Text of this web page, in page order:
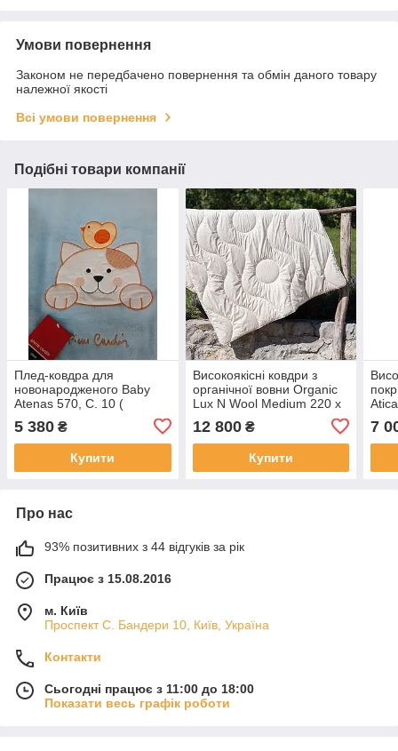
Умови повернення
Законом не передбачено повернення та обмін даного товару
належної якості
Всі умови повернення
Подібні товари компанії
Плед-ковдра для
новонародженого Baby
Atenas 570, С. 10 (
5 380 ₴
Купити
Високоякісні ковдри з
органічної вовни Organic
Lux N Wool Medium 220 х
12 800₴
Купити
7
Про нас
93% позитивних з 44 відгуків за рік
Працює з 15.08.2016
м. Київ
Проспект С. Бандери 10, Київ, Україна
Контакти
Сьогодні працює з 11:00 до 18:00
Показати весь графік роботи